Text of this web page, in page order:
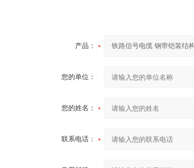
产品：
您的单位：
您的姓名：
联系电话：